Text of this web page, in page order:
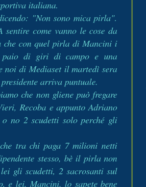
italiana.
"Non sono mica pirla".
come vanno le cose da
che con quel pirla di Mancini i
paio di giri di campo e una
noi di Mediaset il martedì sera
arriva puntuale.
che non gliene può fregare
Recoba e appunto Adriano
no 2 scudetti solo perché gli
tra chi paga 7 milioni netti
stesso, bè il pirla non
gli scudetti, 2 sacrosanti sul
e lei, Mancini, lo sapete bene